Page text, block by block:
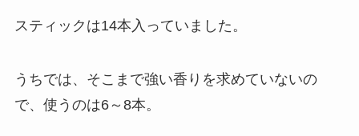
スティックは14本入っていました。
うちでは、そこまで強い香りを求めていないの
で、使うのは6～8本。